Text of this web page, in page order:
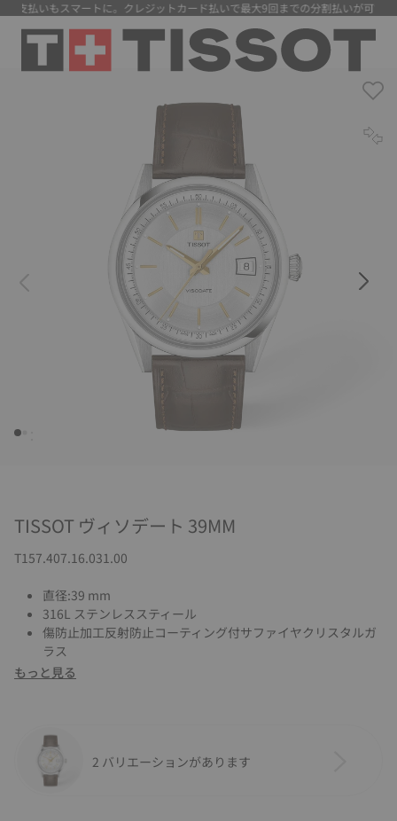
払いもスマートに。クレジットカード払いで最大9回までの分割払いが可能にな
TISSOT ヴィソデート 39MM
T157.407.16.031.00
直径:39 mm
316L ステンレススティール
傷防止加工反射防止コーティング付サファイヤクリスタルガ
ラス
もっと見る
2 バリエーションがあります